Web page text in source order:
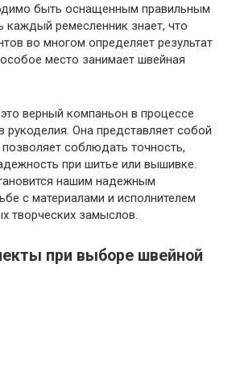
быть оснащенным правильным
каждый ремесленник знает, что
во многом определяет результат
место занимает швейная
верный компаньон в процессе
Она представляет собой
соблюдать точность,
при шитье или вышивке.
нашим надежным
с материалами и исполнителем
творческих замыслов.
при выборе швейной